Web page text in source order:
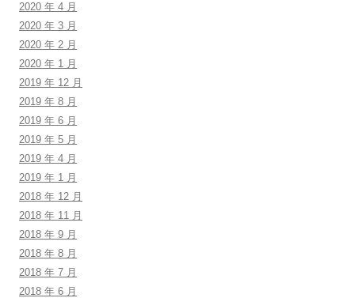
2020 年 4 月
2020 年 3 月
2020 年 2 月
2020 年 1 月
2019 年 12 月
2019 年 8 月
2019 年 6 月
2019 年 5 月
2019 年 4 月
2019 年 1 月
2018 年 12 月
2018 年 11 月
2018 年 9 月
2018 年 8 月
2018 年 7 月
2018 年 6 月